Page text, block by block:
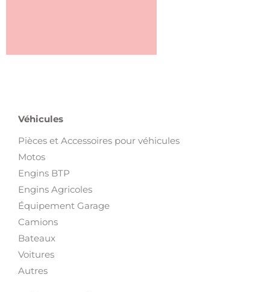
Véhicules
Pièces et Accessoires pour véhicules
Motos
Engins BTP
Engins Agricoles
Équipement Garage
Camions
Bateaux
Voitures
Autres